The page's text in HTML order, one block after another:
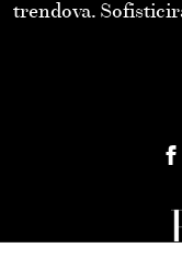
trendova.